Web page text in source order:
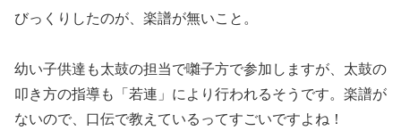
びっくりしたのが、楽譜が無いこと。
幼い子供達も太鼓の担当で囃子方で参加しますが、太鼓の
叩き方の指導も「若連」により行われるそうです。楽譜が
ないので、口伝で教えているってすごいですよね！